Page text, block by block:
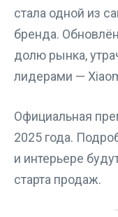
стала одной из
бренда.
долю рынка,
лидерами —
Официальная
2025 года.
и интерьере
старта продаж.